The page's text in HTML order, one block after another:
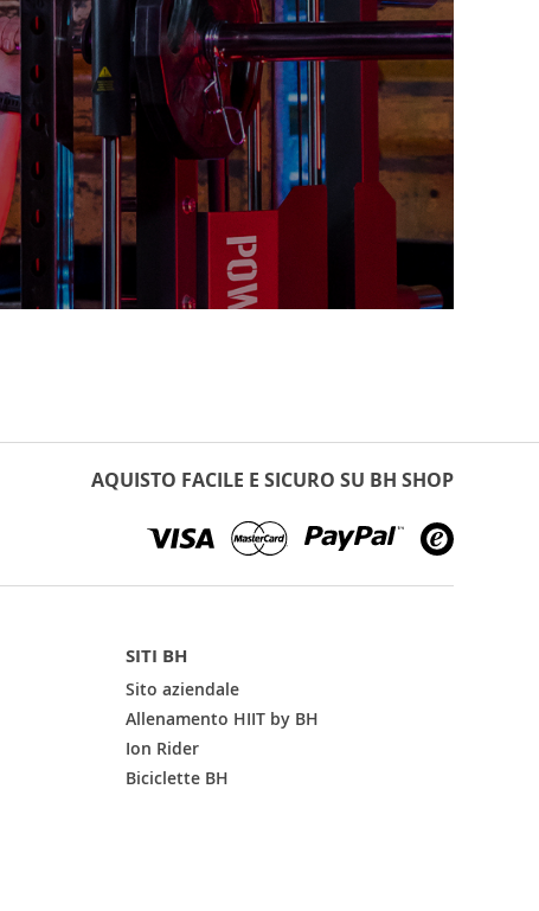
AQUISTO FACILE E SICURO SU BH SHOP
SITI BH
Sito aziendale
Allenamento HIIT by BH
Ion Rider
Biciclette BH